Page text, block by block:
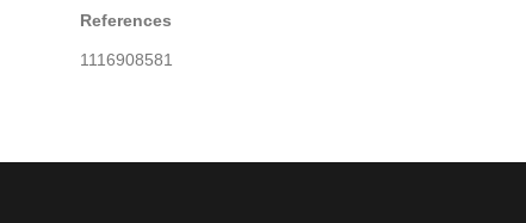
References
1116908581